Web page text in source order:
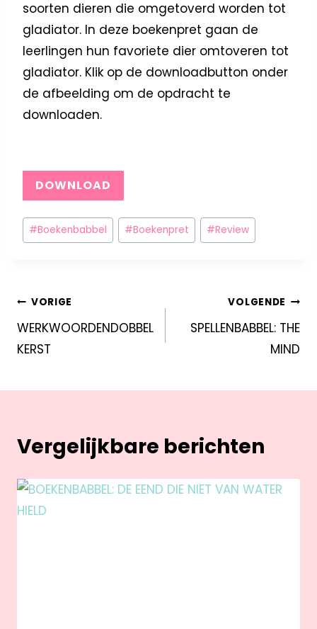
soorten dieren die omgetoverd worden tot
gladiator. In deze boekenpret gaan de
leerlingen hun favoriete dier omtoveren tot
gladiator. Klik op de downloadbutton onder
de afbeelding om de opdracht te
downloaden.
DOWNLOAD
#Boekenbabbel #Boekenpret #Review
VORIGE
WERKWOORDENDOBBEL
KERST
VOLGENDE
SPELLENBABBEL: THE
MIND
Vergelijkbare berichten